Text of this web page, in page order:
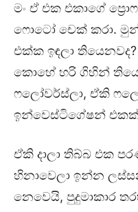
මං ඒ එක එකාගේ
ෆොටෝ චෙක් කරා.
එක්ක ඉඳලා
කොහේ හරි ගිහින්
ෆලෝවර්ස්ලා, ඒකි
ඉන්වෙස්ටිගේෂන්
ඒකි දාලා තිබ්බ එක
හිනාවෙලා ඉන්න
නෙවෙයි, පුදුමාකාර